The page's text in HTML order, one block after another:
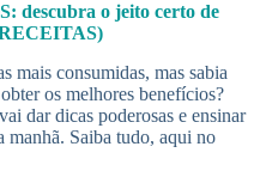
descubra o jeito certo de
mais consumidas, mas sabia
os melhores benefícios?
dar dicas poderosas e ensinar
manhã. Saiba tudo, aqui no